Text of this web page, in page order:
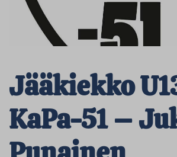
Jääkiekko
KaPa-51 –